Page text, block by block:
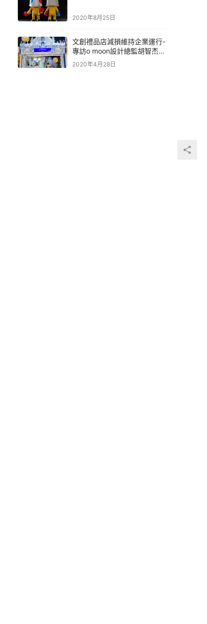
2020年8月25日
文創禮品店減損維持企業運行-
專訪o moon設計總監胡智杰先
生
2020年4月28日